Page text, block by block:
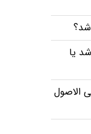
شد؟
یا
الاصول